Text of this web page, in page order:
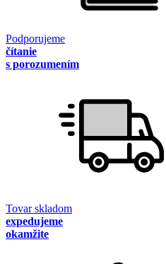
Podporujeme
čítanie
s porozumením
Tovar skladom
expedujeme
okamžite